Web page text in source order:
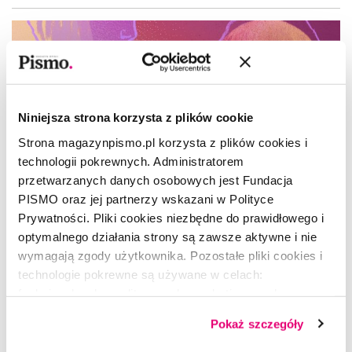
Niniejsza strona korzysta z plików cookie
Strona magazynpismo.pl korzysta z plików cookies i
technologii pokrewnych. Administratorem
przetwarzanych danych osobowych jest Fundacja
PISMO oraz jej partnerzy wskazani w Polityce
Prywatności. Pliki cookies niezbędne do prawidłowego i
optymalnego działania strony są zawsze aktywne i nie
wymagają zgody użytkownika. Pozostałe pliki cookies i
technologie pokrewne są używane w celach:
dobrowolną zgodę na pliki cookies i technologie
Pokaż szczegóły